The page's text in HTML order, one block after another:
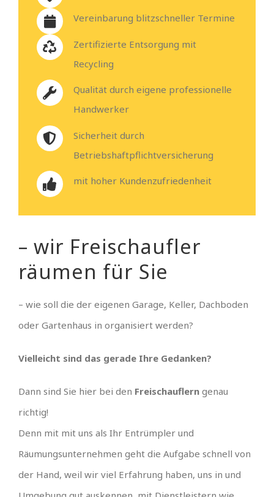
Vereinbarung blitzschneller Termine
Zertifizierte Entsorgung mit
Recycling
Qualität durch eigene professionelle
Handwerker
Sicherheit durch
Betriebshaftpflichtversicherung
mit hoher Kundenzufriedenheit
– wir Freischaufler
räumen für Sie
– wie soll die der eigenen Garage, Keller, Dachboden
oder Gartenhaus in organisiert werden?
Vielleicht sind das gerade Ihre Gedanken?
Dann sind Sie hier bei den Freischauflern genau
richtig!
Denn mit mit uns als Ihr Entrümpler und
Räumungsunternehmen geht die Aufgabe schnell von
der Hand, weil wir viel Erfahrung haben, uns in und